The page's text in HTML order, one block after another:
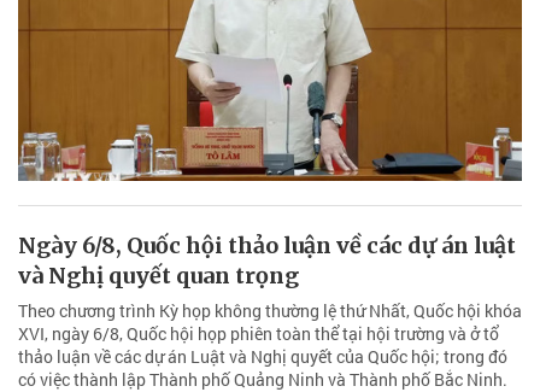
Ngày 6/8, Quốc hội thảo luận về các dự án luật
và Nghị quyết quan trọng
Theo chương trình Kỳ họp không thường lệ thứ Nhất, Quốc hội khóa
XVI, ngày 6/8, Quốc hội họp phiên toàn thể tại hội trường và ở tổ
thảo luận về các dự án Luật và Nghị quyết của Quốc hội; trong đó
có việc thành lập Thành phố Quảng Ninh và Thành phố Bắc Ninh.